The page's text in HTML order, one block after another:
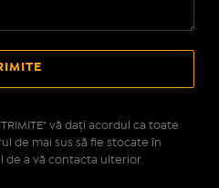
vă daţi acordul ca toate
de mai sus să fie stocate în
de a vă contacta ulterior.